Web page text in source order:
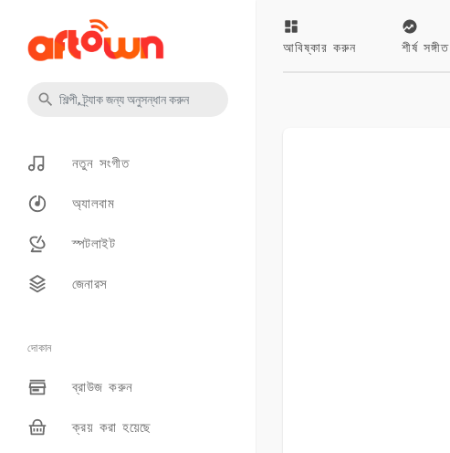
নতুন সংগীত
অ্যালবাম
স্পটলাইট
জেনারস
দোকান
ব্রাউজ করুন
ক্রয় করা হয়েছে
আবিষ্কার করুন শীর্ষ সঙ্গীত